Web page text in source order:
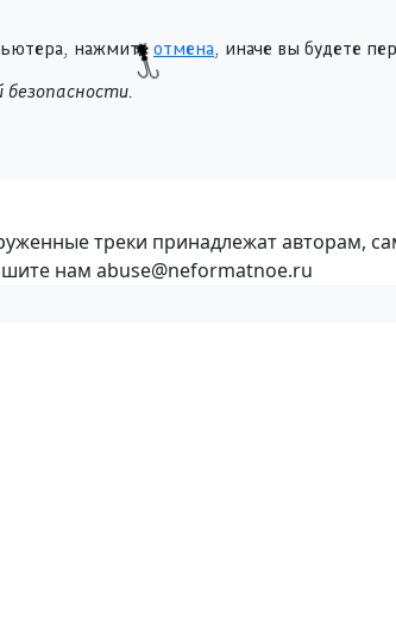
нажмите отмена, иначе вы будете
треки принадлежат авторам,
нам abuse@neformatnoe.ru